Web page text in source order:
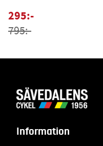
295:-
795:-
Information